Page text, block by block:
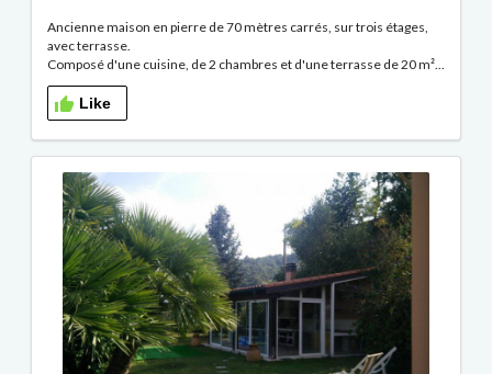
Ancienne maison en pierre de 70 mètres carrés, sur trois étages,
avec terrasse.
Composé d'une cuisine, de 2 chambres et d'une terrasse de 20 m²...
Like